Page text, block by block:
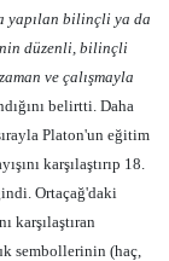
yapılan bilinçli ya da
düzenli, bilinçli
ve çalışmayla
belirtti. Daha
Platon'un eğitim
karşılaştırıp 18.
Ortaçağ'daki
karşılaştıran
sembollerinin (haç,